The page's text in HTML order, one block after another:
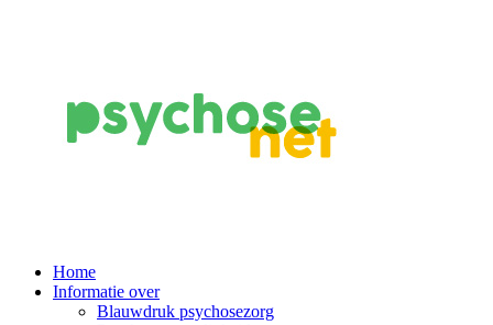
Main
Navigation
Home
Informatie over
Blauwdruk psychosezorg